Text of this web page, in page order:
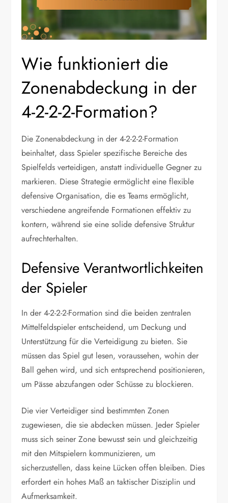
Wie funktioniert die
Zonenabdeckung in der
4-2-2-2-Formation?
Die Zonenabdeckung in der 4-2-2-2-Formation
beinhaltet, dass Spieler spezifische Bereiche des
Spielfelds verteidigen, anstatt individuelle Gegner zu
markieren. Diese Strategie ermöglicht eine flexible
defensive Organisation, die es Teams ermöglicht,
verschiedene angreifende Formationen effektiv zu
kontern, während sie eine solide defensive Struktur
aufrechterhalten.
Defensive Verantwortlichkeiten
der Spieler
In der 4-2-2-2-Formation sind die beiden zentralen
Mittelfeldspieler entscheidend, um Deckung und
Unterstützung für die Verteidigung zu bieten. Sie
müssen das Spiel gut lesen, voraussehen, wohin der
Ball gehen wird, und sich entsprechend positionieren,
um Pässe abzufangen oder Schüsse zu blockieren.
Die vier Verteidiger sind bestimmten Zonen
zugewiesen, die sie abdecken müssen. Jeder Spieler
muss sich seiner Zone bewusst sein und gleichzeitig
mit den Mitspielern kommunizieren, um
sicherzustellen, dass keine Lücken offen bleiben. Dies
erfordert ein hohes Maß an taktischer Disziplin und
Aufmerksamkeit.